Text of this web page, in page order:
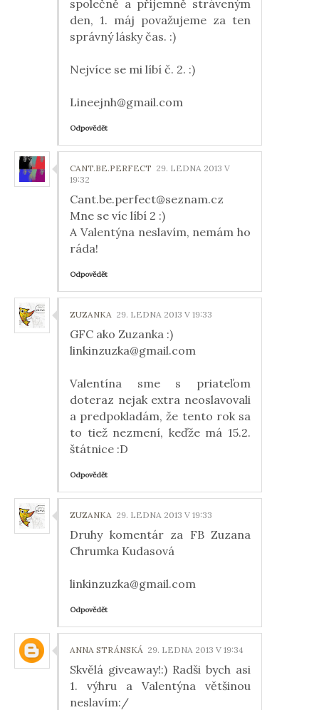
společně a příjemně stráveným
den, 1. máj považujeme za ten
správný lásky čas. :)
Nejvíce se mi líbí č. 2. :)
Lineejnh@gmail.com
Odpovědět
CANT.BE.PERFECT 29. LEDNA 2013 V
19:32
Cant.be.perfect@seznam.cz
Mne se víc líbí 2 :)
A Valentýna neslavím, nemám ho
ráda!
Odpovědět
ZUZANKA 29. LEDNA 2013 V 19:33
GFC ako Zuzanka :)
linkinzuzka@gmail.com
Valentína sme s priateľom
doteraz nejak extra neoslavovali
a predpokladám, že tento rok sa
to tiež nezmení, keďže má 15.2.
štátnice :D
Odpovědět
ZUZANKA 29. LEDNA 2013 V 19:33
Druhy komentár za FB Zuzana
Chrumka Kudasová
linkinzuzka@gmail.com
Odpovědět
ANNA STRÁNSKÁ 29. LEDNA 2013 V 19:34
Skvělá giveaway!:) Radši bych asi
1. výhru a Valentýna většinou
neslavím:/